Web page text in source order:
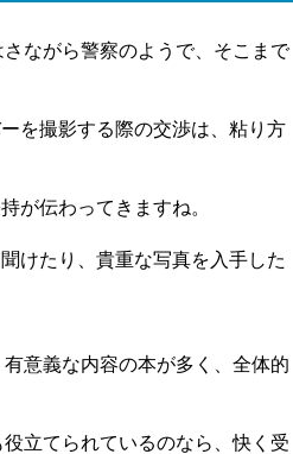
ながら警察のようで、そこまで
を撮影する際の交渉は、粘り方
が伝わってきますね。
けたり、貴重な写真を入手した
意義な内容の本が多く、全体的
立てられているのなら、快く受